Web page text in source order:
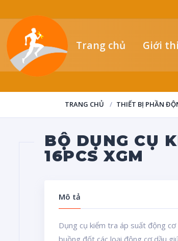
Trang chủ Giới
TRANG CHỦ THIẾT BỊ PHẦN
BỘ DỤNG CỤ
16PCS XGM
Mô tả
Dụng cụ kiểm tra áp suất động
buồng đốt các loại động cơ dầu